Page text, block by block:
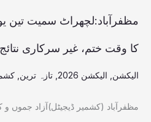
مظفرآباد:لچھراٹ سمیت تین
کا وقت ختم، غیر سرکاری
الیکشن الیکشن 2026 تازہ ترین
مظفرآباد (کشمیر ڈیجیٹل)آزاد جموں و
وقت
سرکاری
نتائج